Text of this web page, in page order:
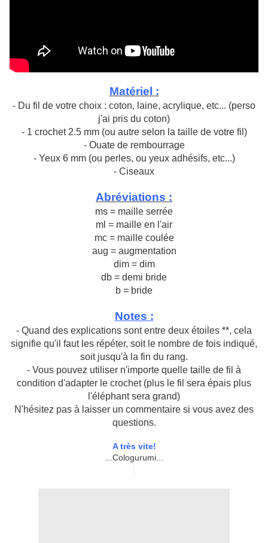
Matériel :
- Du fil de votre choix : coton, laine, acrylique, etc... (perso
j'ai pris du coton)
- 1 crochet 2.5 mm (ou autre selon la taille de votre fil)
- Ouate de rembourrage
- Yeux 6 mm (ou perles, ou yeux adhésifs, etc...)
- Ciseaux
Abréviations :
ms = maille serrée
ml = maille en l'air
mc = maille coulée
aug = augmentation
dim = dim
db = demi bride
b = bride
Notes :
- Quand des explications sont entre deux étoiles **, cela
signifie qu'il faut les répéter, soit le nombre de fois indiqué,
soit jusqu'à la fin du rang.
- Vous pouvez utiliser n'importe quelle taille de fil à
condition d'adapter le crochet (plus le fil sera épais plus
l'éléphant sera grand)
N'hésitez pas à laisser un commentaire si vous avez des
questions.
A très vite!
...Cologurumi...